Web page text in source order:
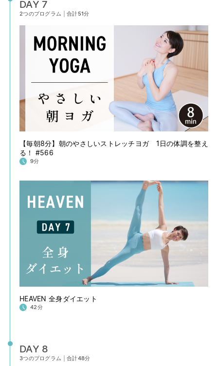
DAY 7
2つのプログラム 合計51分
【毎朝8分】朝のやさしいストレッチヨガ 1日の体調を整え
る！ #566
9分
HEAVEN 全身ダイエット
42分
DAY 8
3つのプログラム 合計48分